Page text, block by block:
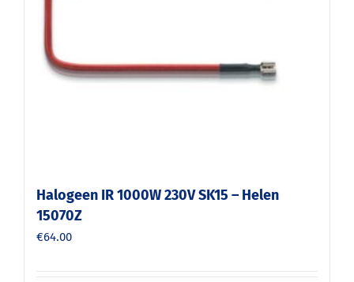
Halogeen IR 1000W 230V SK15 – Helen
15070Z
€64.00